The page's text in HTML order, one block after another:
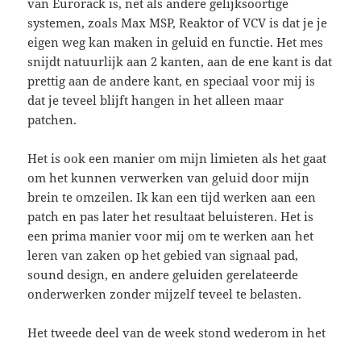
van Eurorack is, net als andere gelijksoortige
systemen, zoals Max MSP, Reaktor of VCV is dat je je
eigen weg kan maken in geluid en functie. Het mes
snijdt natuurlijk aan 2 kanten, aan de ene kant is dat
prettig aan de andere kant, en speciaal voor mij is
dat je teveel blijft hangen in het alleen maar
patchen.
Het is ook een manier om mijn limieten als het gaat
om het kunnen verwerken van geluid door mijn
brein te omzeilen. Ik kan een tijd werken aan een
patch en pas later het resultaat beluisteren. Het is
een prima manier voor mij om te werken aan het
leren van zaken op het gebied van signaal pad,
sound design, en andere geluiden gerelateerde
onderwerken zonder mijzelf teveel te belasten.
Het tweede deel van de week stond wederom in het